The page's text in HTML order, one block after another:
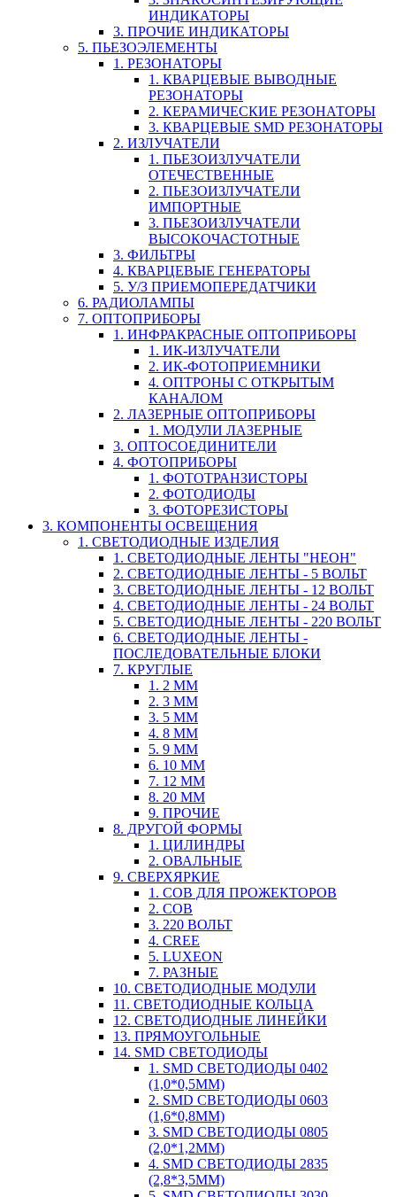
ИНДИКАТОРЫ
3. ПРОЧИЕ ИНДИКАТОРЫ
5. ПЬЕЗОЭЛЕМЕНТЫ
1. РЕЗОНАТОРЫ
1. КВАРЦЕВЫЕ ВЫВОДНЫЕ
РЕЗОНАТОРЫ
2. КЕРАМИЧЕСКИЕ РЕЗОНАТОРЫ
3. КВАРЦЕВЫЕ SMD РЕЗОНАТОРЫ
2. ИЗЛУЧАТЕЛИ
1. ПЬЕЗОИЗЛУЧАТЕЛИ
ОТЕЧЕСТВЕННЫЕ
2. ПЬЕЗОИЗЛУЧАТЕЛИ
ИМПОРТНЫЕ
3. ПЬЕЗОИЗЛУЧАТЕЛИ
ВЫСОКОЧАСТОТНЫЕ
3. ФИЛЬТРЫ
4. КВАРЦЕВЫЕ ГЕНЕРАТОРЫ
5. У/З ПРИЕМОПЕРЕДАТЧИКИ
6. РАДИОЛАМПЫ
7. ОПТОПРИБОРЫ
1. ИНФРАКРАСНЫЕ ОПТОПРИБОРЫ
1. ИК-ИЗЛУЧАТЕЛИ
2. ИК-ФОТОПРИЕМНИКИ
4. ОПТРОНЫ С ОТКРЫТЫМ
КАНАЛОМ
2. ЛАЗЕРНЫЕ ОПТОПРИБОРЫ
1. МОДУЛИ ЛАЗЕРНЫЕ
3. ОПТОСОЕДИНИТЕЛИ
4. ФОТОПРИБОРЫ
1. ФОТОТРАНЗИСТОРЫ
2. ФОТОДИОДЫ
3. ФОТОРЕЗИСТОРЫ
3. КОМПОНЕНТЫ ОСВЕЩЕНИЯ
1. СВЕТОДИОДНЫЕ ИЗДЕЛИЯ
1. СВЕТОДИОДНЫЕ ЛЕНТЫ "НЕОН"
2. СВЕТОДИОДНЫЕ ЛЕНТЫ - 5 ВОЛЬТ
3. СВЕТОДИОДНЫЕ ЛЕНТЫ - 12 ВОЛЬТ
4. СВЕТОДИОДНЫЕ ЛЕНТЫ - 24 ВОЛЬТ
5. СВЕТОДИОДНЫЕ ЛЕНТЫ - 220 ВОЛЬТ
6. СВЕТОДИОДНЫЕ ЛЕНТЫ -
ПОСЛЕДОВАТЕЛЬНЫЕ БЛОКИ
7. КРУГЛЫЕ
1. 2 ММ
2. 3 ММ
3. 5 ММ
4. 8 ММ
5. 9 ММ
6. 10 ММ
7. 12 ММ
8. 20 ММ
9. ПРОЧИЕ
8. ДРУГОЙ ФОРМЫ
1. ЦИЛИНДРЫ
2. ОВАЛЬНЫЕ
9. СВЕРХЯРКИЕ
1. COB ДЛЯ ПРОЖЕКТОРОВ
2. COB
3. 220 ВОЛЬТ
4. CREE
5. LUXEON
7. РАЗНЫЕ
10. СВЕТОДИОДНЫЕ МОДУЛИ
11. СВЕТОДИОДНЫЕ КОЛЬЦА
12. СВЕТОДИОДНЫЕ ЛИНЕЙКИ
13. ПРЯМОУГОЛЬНЫЕ
14. SMD СВЕТОДИОДЫ
1. SMD СВЕТОДИОДЫ 0402
(1,0*0,5ММ)
2. SMD СВЕТОДИОДЫ 0603
(1,6*0,8ММ)
3. SMD СВЕТОДИОДЫ 0805
(2,0*1,2ММ)
4. SMD СВЕТОДИОДЫ 2835
(2,8*3,5ММ)